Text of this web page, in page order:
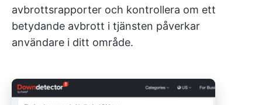
avbrottsrapporter och kontrollera om ett
betydande avbrott i tjänsten påverkar
användare i ditt område.